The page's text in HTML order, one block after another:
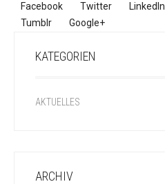
Facebook Twitter LinkedIn
Tumblr
Google+
KATEGORIEN
AKTUELLES
ARCHIV